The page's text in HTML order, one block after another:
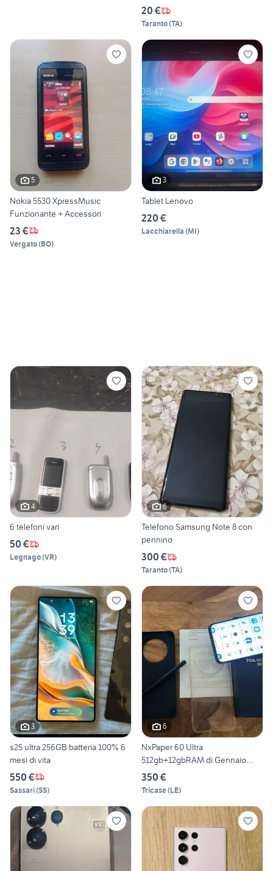
20 €
Taranto(TA)
5
Nokia 5530 XpressMusic
Funzionante + Accessori
23 €
Vergato(BO)
3
Tablet Lenovo
220 €
Lacchiarella (MI)
4
6 telefoni vari
50 €
Legnago(VR)
6
Telefono Samsung Note 8 con
pennino
300 €
Taranto(TA)
3
s25 ultra 256GB batteria 100% 6
mesi di vita
550 €
Sassari(SS)
6
NxPaper 60 Ultra
512gb+12gbRAM di Gennaio
2026
350 €
Tricase(LE)